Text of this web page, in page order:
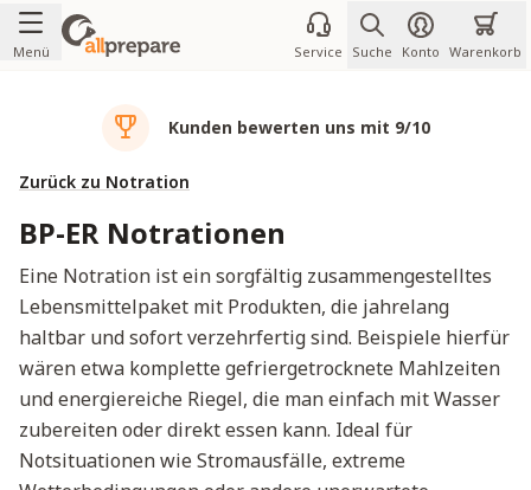
Zum Inhalt springen
Menü Service Suche Konto Warenkorb
Kunden bewerten uns mit 9/10
Zurück zu Notration
BP-ER Notrationen
Eine Notration ist ein sorgfältig zusammengestelltes
Lebensmittelpaket mit Produkten, die jahrelang
haltbar und sofort verzehrfertig sind. Beispiele hierfür
wären etwa komplette gefriergetrocknete Mahlzeiten
und energiereiche Riegel, die man einfach mit Wasser
zubereiten oder direkt essen kann. Ideal für
Notsituationen wie Stromausfälle, extreme